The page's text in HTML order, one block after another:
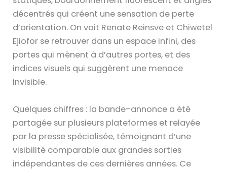
décentrés qui créent une sensation de perte
d’orientation. On voit Renate Reinsve et Chiwetel
Ejiofor se retrouver dans un espace infini, des
portes qui mènent à d’autres portes, et des
indices visuels qui suggèrent une menace
invisible.
Quelques chiffres : la bande-annonce a été
partagée sur plusieurs plateformes et relayée
par la presse spécialisée, témoignant d’une
visibilité comparable aux grandes sorties
indépendantes de ces dernières années. Ce